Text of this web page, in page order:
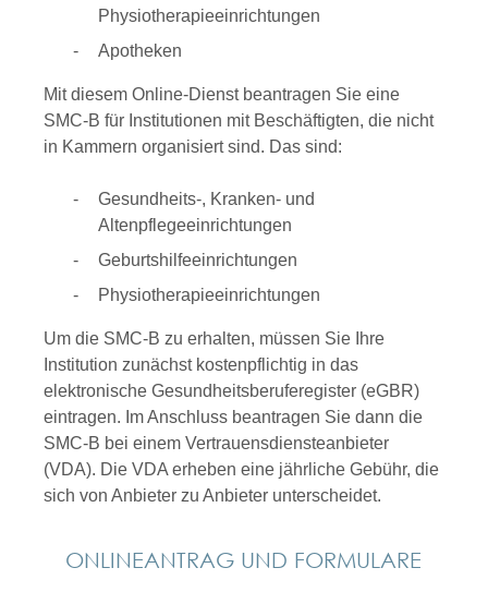
Physiotherapieeinrichtungen
Apotheken
Mit diesem Online-Dienst beantragen Sie eine
SMC-B für Institutionen mit Beschäftigten, die nicht
in Kammern organisiert sind. Das sind:
Gesundheits-, Kranken- und
Altenpflegeeinrichtungen
Geburtshilfeeinrichtungen
Physiotherapieeinrichtungen
Um die SMC-B zu erhalten, müssen Sie Ihre
Institution zunächst kostenpflichtig in das
elektronische Gesundheitsberuferegister (eGBR)
eintragen. Im Anschluss beantragen Sie dann die
SMC-B bei einem Vertrauensdiensteanbieter
(VDA). Die VDA erheben eine jährliche Gebühr, die
sich von Anbieter zu Anbieter unterscheidet.
ONLINEANTRAG UND FORMULARE